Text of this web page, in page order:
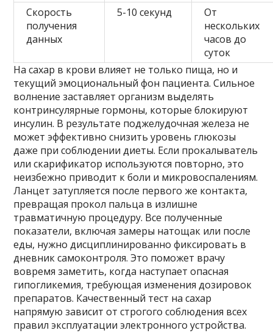
Скорость
получения
данных
5-10 секунд
От
нескольких
часов до
суток
На сахар в крови влияет не только пища, но и
текущий эмоциональный фон пациента. Сильное
волнение заставляет организм выделять
контринсулярные гормоны, которые блокируют
инсулин. В результате поджелудочная железа не
может эффективно снизить уровень глюкозы
даже при соблюдении диеты. Если прокалыватель
или скарификатор используются повторно, это
неизбежно приводит к боли и микровоспалениям.
Ланцет затупляется после первого же контакта,
превращая прокол пальца в излишне
травматичную процедуру. Все полученные
показатели, включая замеры натощак или после
еды, нужно дисциплинированно фиксировать в
дневник самоконтроля. Это поможет врачу
вовремя заметить, когда наступает опасная
гипогликемия, требующая изменения дозировок
препаратов. Качественный тест на сахар
напрямую зависит от строгого соблюдения всех
правил эксплуатации электронного устройства.